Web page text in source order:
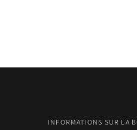
INFORMATIONS SUR LA